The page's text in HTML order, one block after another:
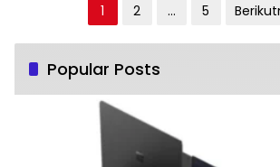
pos
1 2 … 5
Popular Posts